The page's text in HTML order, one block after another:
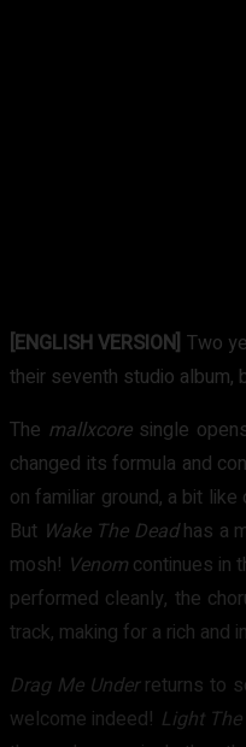
[ENGLISH VERSION] Two
their seventh studio album,
The mallxcoresingle
changed its formula and
on familiar ground, a bit like
But Wake The Deadhas a
mosh! Venom continues in
performed cleanly, the
track, making for a rich and
Drag Me Underreturns to
welcome indeed! Light